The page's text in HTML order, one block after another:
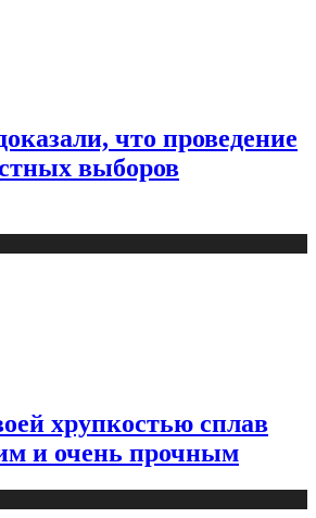
что проведение
выборов
хрупкостью сплав
и очень прочным